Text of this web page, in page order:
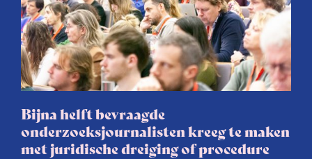
Bijna helft bevraagde
onderzoeksjournalisten kreeg te maken
met juridische dreiging of procedure